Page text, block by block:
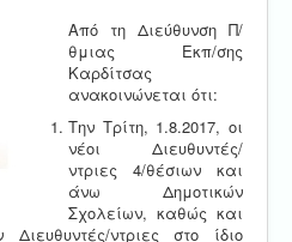
Από τη Διεύθυνση Π/
θμιας Εκπ/σης
Καρδίτσας
ανακοινώνεται ότι:
Την Τρίτη, 1.8.2017, οι
νέοι Διευθυντές/
ντριες 4/θέσιων και
άνω Δημοτικών
Σχολείων, καθώς και
ντριες στο ίδιο